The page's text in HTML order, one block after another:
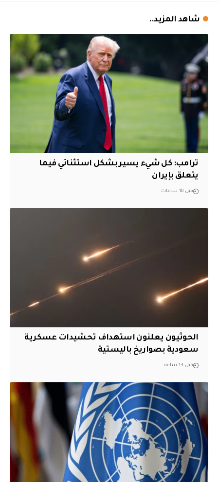
شاهد المزيد..
ترامب: كل شيء يسير بشكل استثنائي فيما
يتعلق بإيران
قبل 10 ساعات
الحوثيون يعلنون استهداف تحشيدات عسكرية
سعودية بصواريخ باليستية
قبل 13 ساعة